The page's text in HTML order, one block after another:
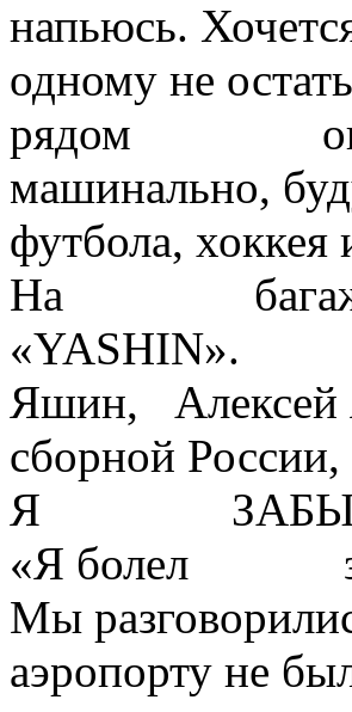
напьюсь.
одному не
рядом
машинально,
футбола,
На багажном
Яшин,
сборной
Я ЗАБЫЛ
«Я болел за
Мы
аэропорту не